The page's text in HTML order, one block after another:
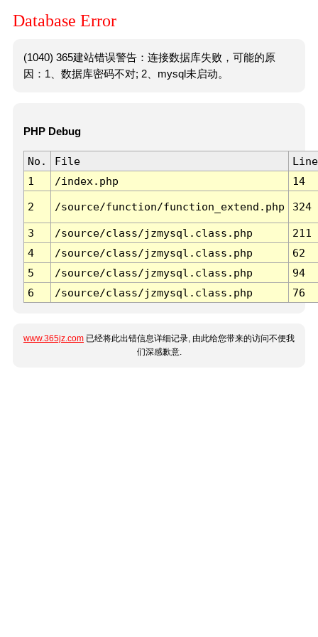
Database Error
(1040) 365建站错误警告：连接数据库失败，可能的原
因：1、数据库密码不对; 2、mysql未启动。
PHP Debug
No. File
Line
1
/index.php 14
2 /source/function/function_extend.php 324
3 /source/class/jzmysql.class.php
211
4
/source/class/jzmysql.class.php
62
5
/source/class/jzmysql.class.php
94
6
/source/class/jzmysql.class.php 76
www.365jz.com 已经将此出错信息详细记录, 由此给您带来的访问不便我
们深感歉意.